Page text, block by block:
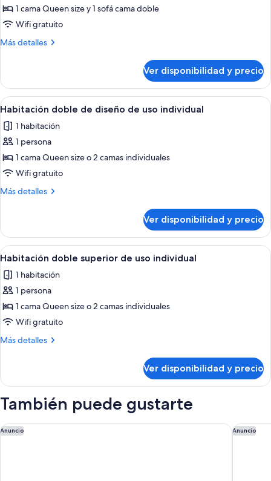
Habitación
cuádruple
1 cama Queen size y 1 sofá cama doble
Wifi gratuito
Más detalles
Más
cuádruple
familiar
Ver disponibilidad y precio
Ver
todas
las
fotos
de
Habitación
doble
de
uso
individual
Un dormitorio moderno con cama,
1
Habitación doble de diseño de uso individual
1 habitación
1 persona
1 cama Queen size o 2 camas individuales
Wifi gratuito
Más detalles
Más
doble
de
diseño
uso
individual
Ver disponibilidad y precio
Ver
todas
las
fotos
de
Habitación
doble
uso
individual
Una habitación de hotel moderna
1
Habitación doble superior de uso individual
1 habitación
1 persona
1 cama Queen size o 2 camas individuales
Wifi gratuito
Más detalles
Más
doble
de
individual
Ver disponibilidad y precio
También puede gustarte
Anuncio
Novotel Leuven Centrum Anuncio